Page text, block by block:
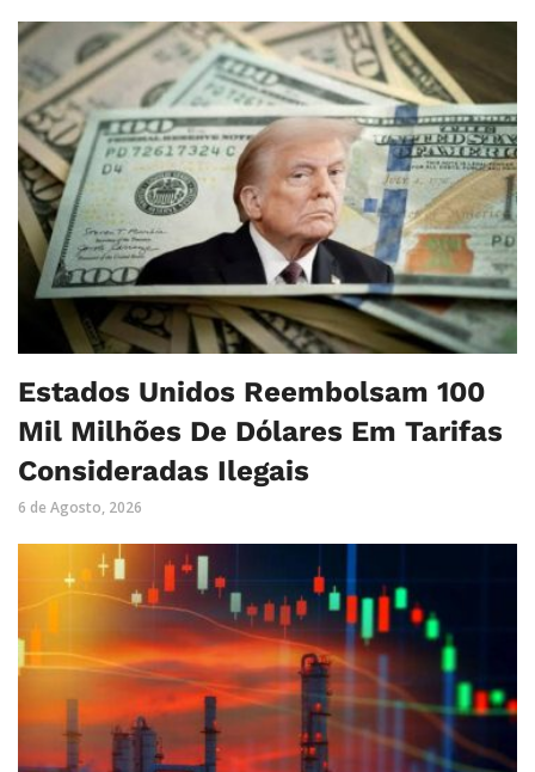
Estados Unidos Reembolsam 100
Mil Milhões De Dólares Em Tarifas
Consideradas Ilegais
6 de Agosto, 2026